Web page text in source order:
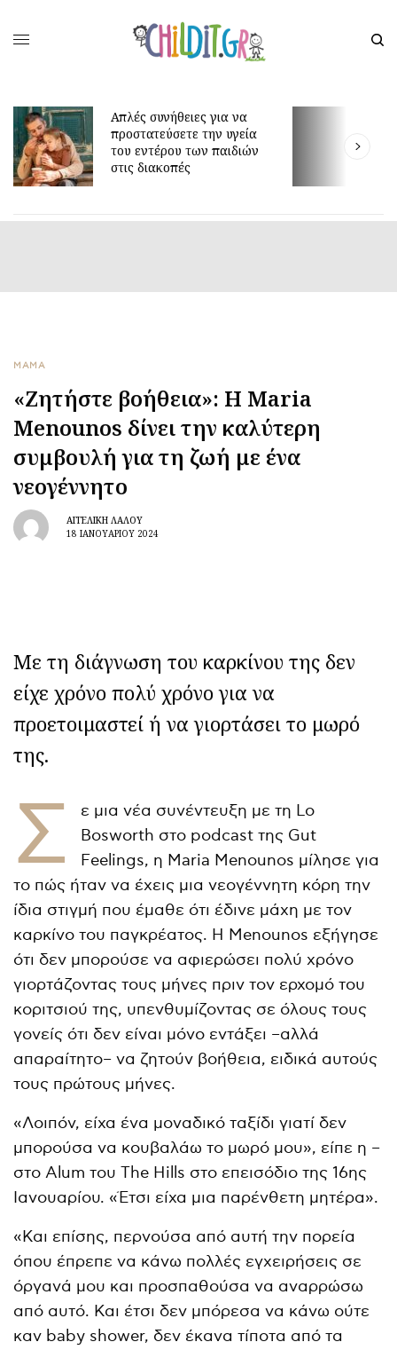
Απλές συνήθειες για να
προστατεύσετε την υγεία
του εντέρου των παιδιών
στις διακοπές
είναι τόσο
ΜΑΜΑ
«Ζητήστε βοήθεια»: Η Maria
Menounos δίνει την καλύτερη
συμβουλή για τη ζωή με ένα
νεογέννητο
ΑΓΓΕΛΙΚΉ ΛΆΛΟΥ
18 ΙΑΝΟΥΑΡΊΟΥ 2024
Με τη διάγνωση του καρκίνου της δεν
είχε χρόνο πολύ χρόνο για να
προετοιμαστεί ή να γιορτάσει το μωρό
της.
Σ
ε μια νέα συνέντευξη με τη Lo
Bosworth στο podcast της Gut
Feelings, η Maria Menounos μίλησε για
το πώς ήταν να έχεις μια νεογέννητη κόρη την
ίδια στιγμή που έμαθε ότι έδινε μάχη με τον
καρκίνο του παγκρέατος. Η Menounos εξήγησε
ότι δεν μπορούσε να αφιερώσει πολύ χρόνο
γιορτάζοντας τους μήνες πριν τον ερχομό του
κοριτσιού της, υπενθυμίζοντας σε όλους τους
γονείς ότι δεν είναι μόνο εντάξει –αλλά
απαραίτητο– να ζητούν βοήθεια, ειδικά αυτούς
τους πρώτους μήνες.
«Λοιπόν, είχα ένα μοναδικό ταξίδι γιατί δεν
μπορούσα να κουβαλάω το μωρό μου», είπε η –
στο Alum του The Hills στο επεισόδιο της 16ης
Ιανουαρίου. «Έτσι είχα μια παρένθετη μητέρα».
«Και επίσης, περνούσα από αυτή την πορεία
όπου έπρεπε να κάνω πολλές εγχειρήσεις σε
όργανά μου και προσπαθούσα να αναρρώσω
από αυτό. Και έτσι δεν μπόρεσα να κάνω ούτε
καν baby shower, δεν έκανα τίποτα από τα